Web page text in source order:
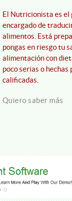
El Nutricionista es el
encargado de
alimentos. Está
pongas en riesgo tu
alimentación con
poco serias o hechas
calificadas.
Quiero saber más